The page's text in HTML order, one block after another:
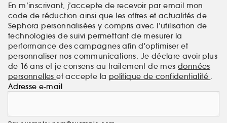
En m’inscrivant, j’accepte de recevoir par email mon
code de réduction ainsi que les offres et actualités de
Sephora personnalisées y compris avec l’utilisation de
technologies de suivi permettant de mesurer la
performance des campagnes afin d'optimiser et
personnaliser nos communications. Je déclare avoir plus
de 16 ans et je consens au traitement de mes données
personnelleset accepte la politique de confidentialité
Adresse e-mail